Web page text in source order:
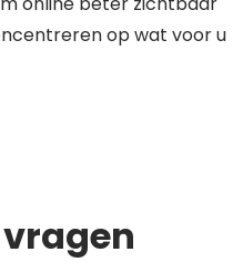
op wat voor u